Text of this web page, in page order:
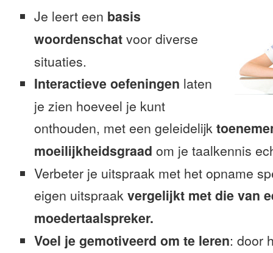
Je leert een basis
woordenschat voor diverse
situaties.
Interactieve oefeningen laten
je zien hoeveel je kunt
onthouden, met een geleidelijk
moeilijkheidsgraad om je taalkennis
Verbeter je uitspraak met het opname
eigen uitspraak vergelijkt met die van
moedertaalspreker.
Voel je gemotiveerd om te leren: door